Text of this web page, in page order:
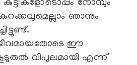
നോമ്പും
ഞാനും
ഈ
വിപുലമായി എന്ന്